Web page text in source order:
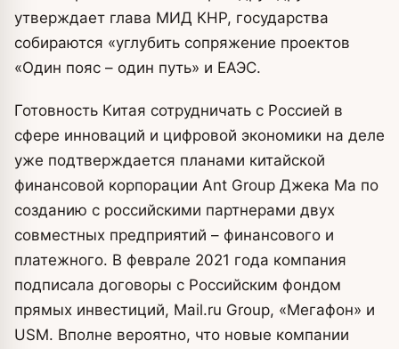
утверждает глава МИД КНР, государства
собираются «углубить сопряжение проектов
«Один пояс – один путь» и ЕАЭС.
Готовность Китая сотрудничать с Россией в
сфере инноваций и цифровой экономики на деле
уже подтверждается планами китайской
финансовой корпорации Ant Group Джека Ма по
созданию с российскими партнерами двух
совместных предприятий – финансового и
платежного. В феврале 2021 года компания
подписала договоры с Российским фондом
прямых инвестиций, Mail.ru Group, «Мегафон» и
USM. Вполне вероятно, что новые компании